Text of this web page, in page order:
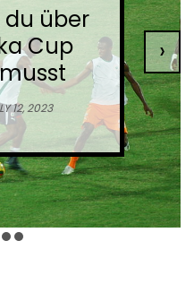
du über
Cup
12, 2023
›